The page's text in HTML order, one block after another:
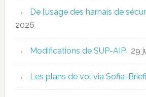
De l’usage des harnais de
2026
Modifications de SUP-AIP… 29
Les plans de vol via Sofia-